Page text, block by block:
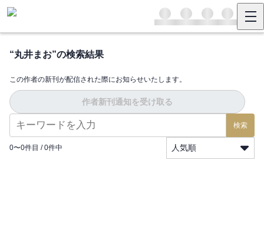
“丸井まお”の検索結果
この作者の新刊が配信された際にお知らせいたします。
作者新刊通知を受け取る
検索
0〜0件目 / 0件中 人気順